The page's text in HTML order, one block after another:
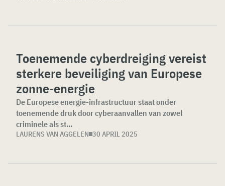
Toenemende cyberdreiging vereist
sterkere beveiliging van Europese
zonne-energie
De Europese energie-infrastructuur staat onder
toenemende druk door cyberaanvallen van zowel
criminele als st...
LAURENS VAN AGGELEN 30 APRIL 2025